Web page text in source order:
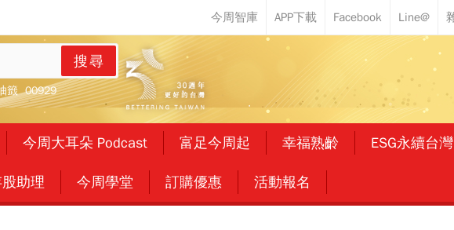
搜尋
籤 00929
今周大耳朵 Podcast 富足今周起 幸福熟齡 ESG永續台灣
助理 今周學堂 訂購優惠 活動報名